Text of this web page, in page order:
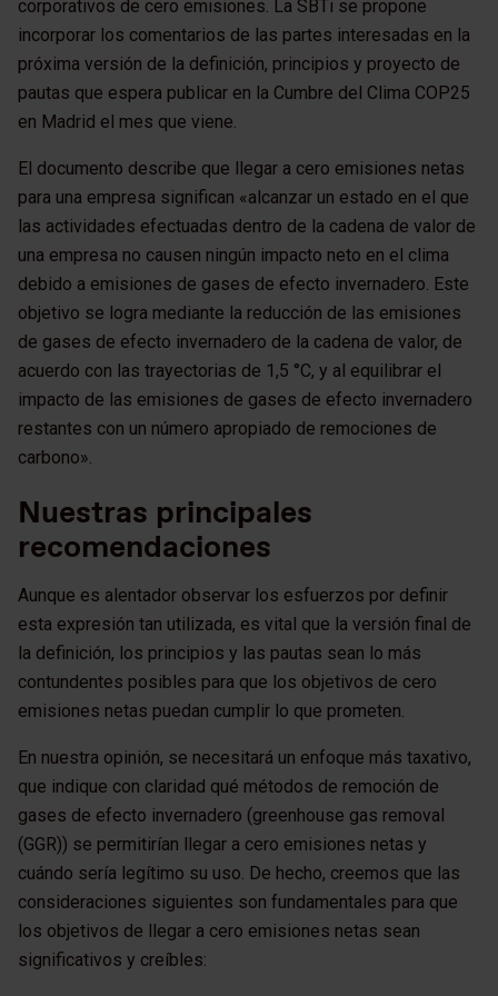
corporativos de cero emisiones. La SBTi se propone
incorporar los comentarios de las partes interesadas en la
próxima versión de la definición, principios y proyecto de
pautas que espera publicar en la Cumbre del Clima COP25
en Madrid el mes que viene.
El documento describe que llegar a cero emisiones netas
para una empresa significan «alcanzar un estado en el que
las actividades efectuadas dentro de la cadena de valor de
una empresa no causen ningún impacto neto en el clima
debido a emisiones de gases de efecto invernadero. Este
objetivo se logra mediante la reducción de las emisiones
de gases de efecto invernadero de la cadena de valor, de
acuerdo con las trayectorias de 1,5 °C, y al equilibrar el
impacto de las emisiones de gases de efecto invernadero
restantes con un número apropiado de remociones de
carbono».
Nuestras principales
recomendaciones
Aunque es alentador observar los esfuerzos por definir
esta expresión tan utilizada, es vital que la versión final de
la definición, los principios y las pautas sean lo más
contundentes posibles para que los objetivos de cero
emisiones netas puedan cumplir lo que prometen.
En nuestra opinión, se necesitará un enfoque más taxativo,
que indique con claridad qué métodos de remoción de
gases de efecto invernadero (greenhouse gas removal
(GGR)) se permitirían llegar a cero emisiones netas y
cuándo sería legítimo su uso. De hecho, creemos que las
consideraciones siguientes son fundamentales para que
los objetivos de llegar a cero emisiones netas sean
significativos y creíbles: